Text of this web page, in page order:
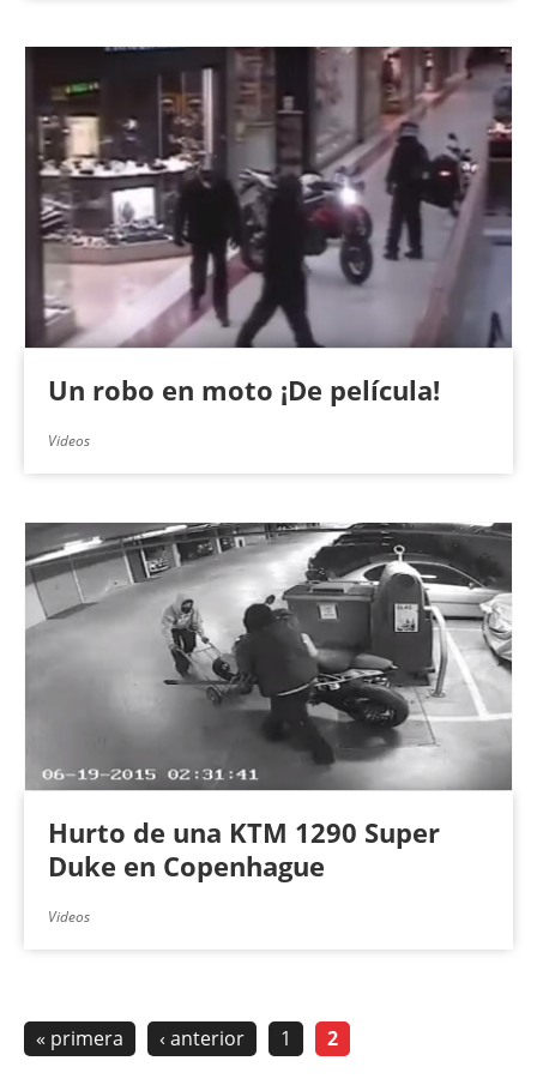
Un robo en moto ¡De película!
Videos
Hurto de una KTM 1290 Super
Duke en Copenhague
Videos
« primera ‹ anterior 1 2